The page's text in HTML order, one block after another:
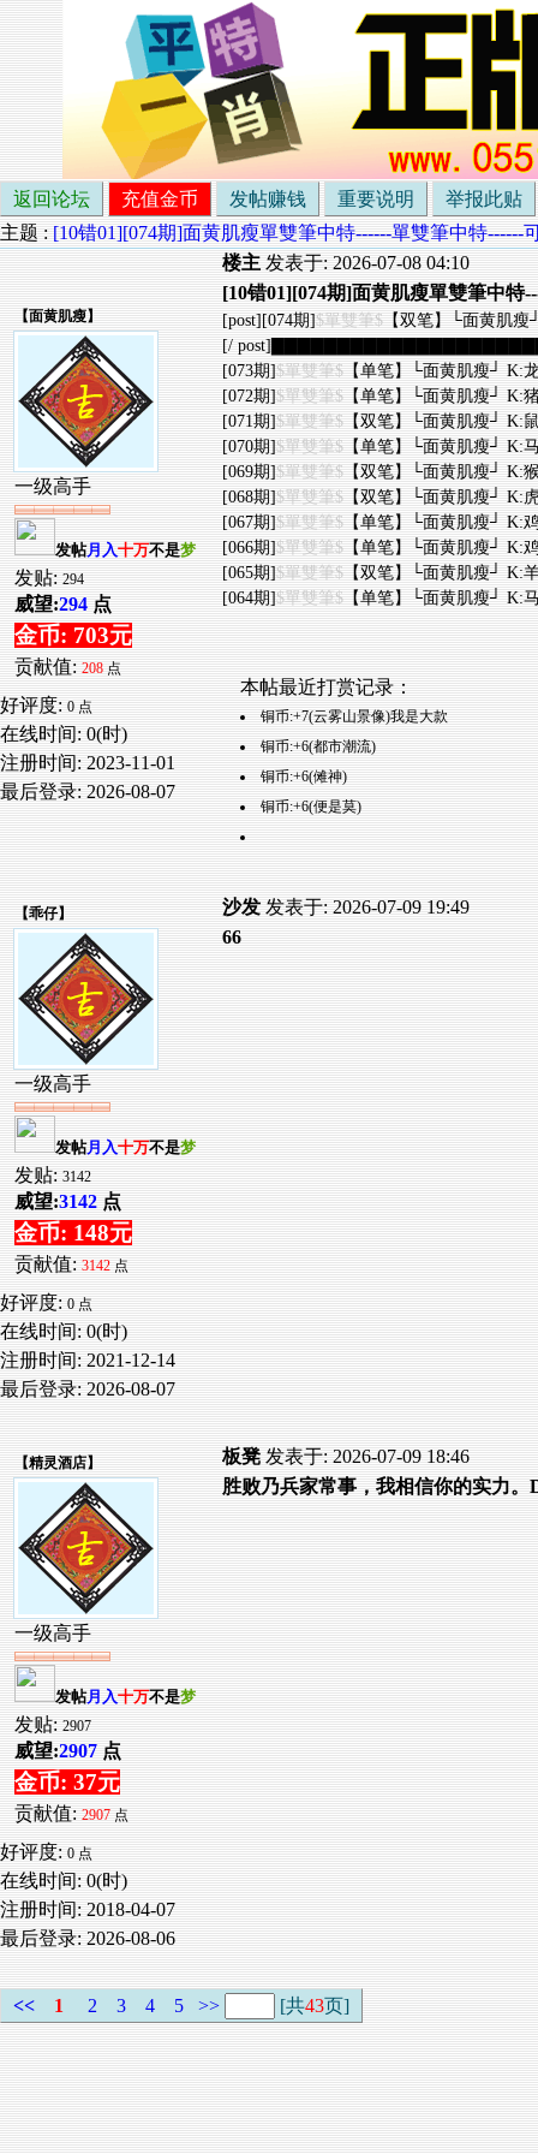
返回论坛 充值金币 发帖赚钱 重要说明
举报此贴
主题 : [10错01][074期]面黄肌瘦單雙筆中特------單雙筆中特------
【面黄肌瘦】
一级高手
发帖月入十万不是梦
发贴: 294
威望:294 点
金币: 703元
贡献值: 208 点
好评度: 0 点
在线时间: 0(时)
注册时间: 2023-11-01
最后登录: 2026-08-07
楼主 发表于: 2026-07-08 04:10
[10错01][074期]面黄肌瘦單雙筆中特
[post][074期]$單雙筆$ 【双笔】└面黄肌瘦
[/
[073期]$單雙筆$ 【单笔】└面黄肌瘦┘ K:
[072期]$單雙筆$ 【单笔】└面黄肌瘦┘ K:
[071期]$單雙筆$ 【双笔】└面黄肌瘦┘ K:
[070期]$單雙筆$ 【单笔】└面黄肌瘦┘ K:
[069期]$單雙筆$ 【双笔】└面黄肌瘦┘ K:
[068期]$單雙筆$ 【双笔】└面黄肌瘦┘ K:
[067期]$單雙筆$ 【单笔】└面黄肌瘦┘ K:
[066期]$單雙筆$ 【单笔】└面黄肌瘦┘ K:
[065期]$單雙筆$ 【双笔】└面黄肌瘦┘ K:
[064期]$單雙筆$ 【单笔】└面黄肌瘦┘ K:
本帖最近打赏记录：
铜币:+7(云雾山景像)我是大款
铜币:+6(都市潮流)
铜币:+6(傩神)
铜币:+6(便是莫)
【乖仔】
一级高手
发帖月入十万不是梦
发贴: 3142
威望:3142 点
金币: 148元
贡献值: 3142 点
好评度: 0 点
在线时间: 0(时)
注册时间: 2021-12-14
最后登录: 2026-08-07
沙发 发表于: 2026-07-09 19:49
66
【精灵酒店】
一级高手
发帖月入十万不是梦
发贴: 2907
威望:2907 点
金币: 37元
贡献值: 2907 点
好评度: 0 点
在线时间: 0(时)
注册时间: 2018-04-07
最后登录: 2026-08-06
板凳 发表于: 2026-07-09 18:46
胜败乃兵家常事，我相信你的实力
<< 1 2 3 4 5 >> [共43页]